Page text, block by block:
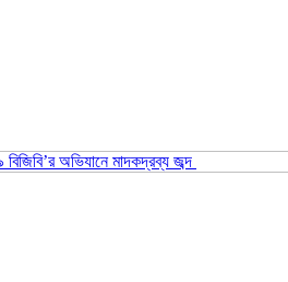
অভিযানে মাদকদ্রব্য জব্দ